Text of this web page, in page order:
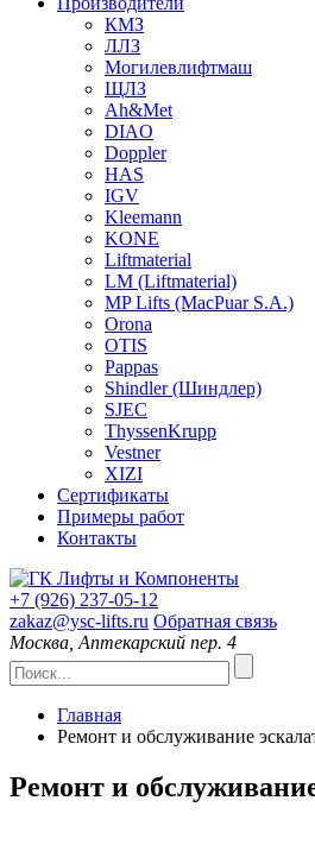
КМЗ
ЛЛЗ
Могилевлифтмаш
ЩЛЗ
Ah&Met
DIAO
Doppler
HAS
IGV
Kleemann
KONE
Liftmaterial
LM (Liftmaterial)
MP Lifts (MacPuar S.A.)
Orona
OTIS
Pappas
Shindler (Шиндлер)
SJEC
ThyssenKrupp
Vestner
XIZI
Сертификаты
Примеры работ
Контакты
+7 (926) 237-05-12
zakaz@ysc-lifts.ru Обратная связь
Москва, Аптекарский пер. 4
Главная
Ремонт и обслуживание
Ремонт и